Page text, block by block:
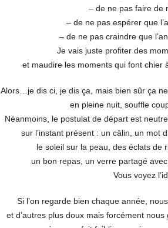
– de ne pas faire de
– de ne pas espérer que
– de ne pas craindre que
Je vais juste profiter des
et maudire les moments qui font chier
Alors…je dis ci, je dis ça, mais bien sûr ça
en pleine nuit, souffle
Néanmoins, le postulat de départ est
sur l’instant présent : un câlin, un mot
le soleil sur la peau, des éclats de
un bon repas, un verre partagé
Vous voyez
Si l’on regarde bien chaque année,
et d’autres plus doux mais forcément